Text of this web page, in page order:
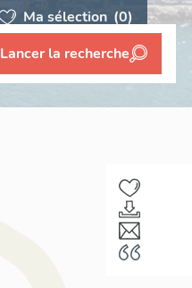
Ma sélection (0)
Lancer la recherche